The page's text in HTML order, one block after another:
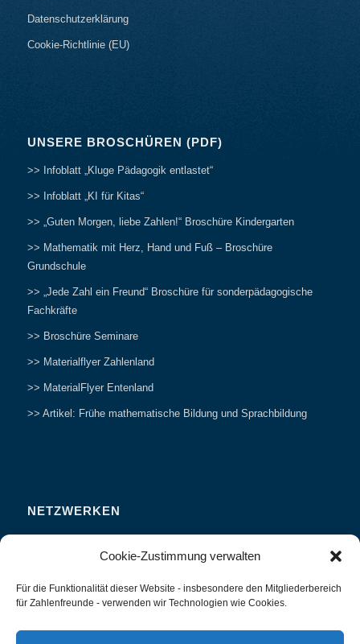
Cookie-Zustimmung verwalten
Für die Funktionalität dieser Website - insbesondere den Mitgliederbereich
für Zahlenfreunde - verwenden wir Technologien wie Cookies.
Datenschutzerklärung
Cookie-Richtlinie (EU)
UNSERE BROSCHÜREN (PDF)
>> Infoblatt „Kluge Pädagogik entlastet“
>> Infoblatt „KI für Kitas“
>> „Guten Morgen, liebe Zahlen!“ Broschüre Kindergarten
>> Mathematik mit Herz, Hand und Fuß – Broschüre
Grundschule
>> „Jede Zahl ein Freund“ Broschüre für sonderpädagogische
Fachkräfte
>> Broschüre Seminare
>> Materialflyer Zahlenland
>> MaterialFlyer Entenland
>> Artikel: Frühe mathematische Bildung und Sprachbildung
NETZWERKEN
Studieren